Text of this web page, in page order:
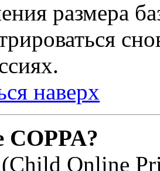
размера
наверх
COPPA?
Online